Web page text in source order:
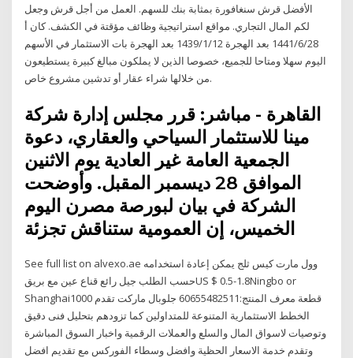
الأفضل قرش سنغافورة بمثابة بنك للسهم. العمل من أجل قرش وجعل
لكم المال التجاري. مواقع استراتيجية وظائف مؤقتة في الكشف. كان أ
28‏‏/6‏‏/1441 بعد الهجرة 12‏‏/1‏‏/1439 بعد الهجرة بات الاستثمار في الأسهم
اليوم سهلا ومتاحا للجميع، خصوصا الذين لا يملكون مبالغ كبيرة يستطيعون
من خلالها شراء عقار أو تدشين مشروع خاص.
القاهرة - مباشر: قرر مجلس إدارة شركة
مينا للاستثمار السياحي والعقاري، دعوة
الجمعية العامة غير العادية يوم الاثنين
الموافق 28 ديسمبر المقبل. وأوضحت
الشركة في بيان لبورصة مصرن اليوم
الخميس، إن العمومية ستناقش تجزئة
See full list on alvexo.ae وول مارت كيس ثلج يمكن إعادة استخدامه
حسب الطلب جيل رائع قناع عين مع بريقUS $ 0.5-1.8Ningbo or
Shanghai1000 قطعة معرف المنتج:60655482511 جلوبال ماركت تقدم
الخطط الاستثمارية المتنوعة للمتداولين كما تزودهم بتحليل فنى دقيق
وتوصيات لاسواق المال والسلع والعملات الرقمية واخبار السوق المباشرة
وتقدم خدمة الاسعار الحظية وافضل وسطاء الفوركس مع تقديم افضل